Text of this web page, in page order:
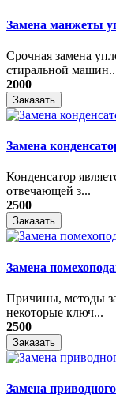
Замена манжеты
Срочная замена
стиральной
2000
Заказать
Замена
Конденсатор
отвечающей з...
2500
Заказать
Замена
Причины, методы
некоторые ключ...
2500
Заказать
Замена